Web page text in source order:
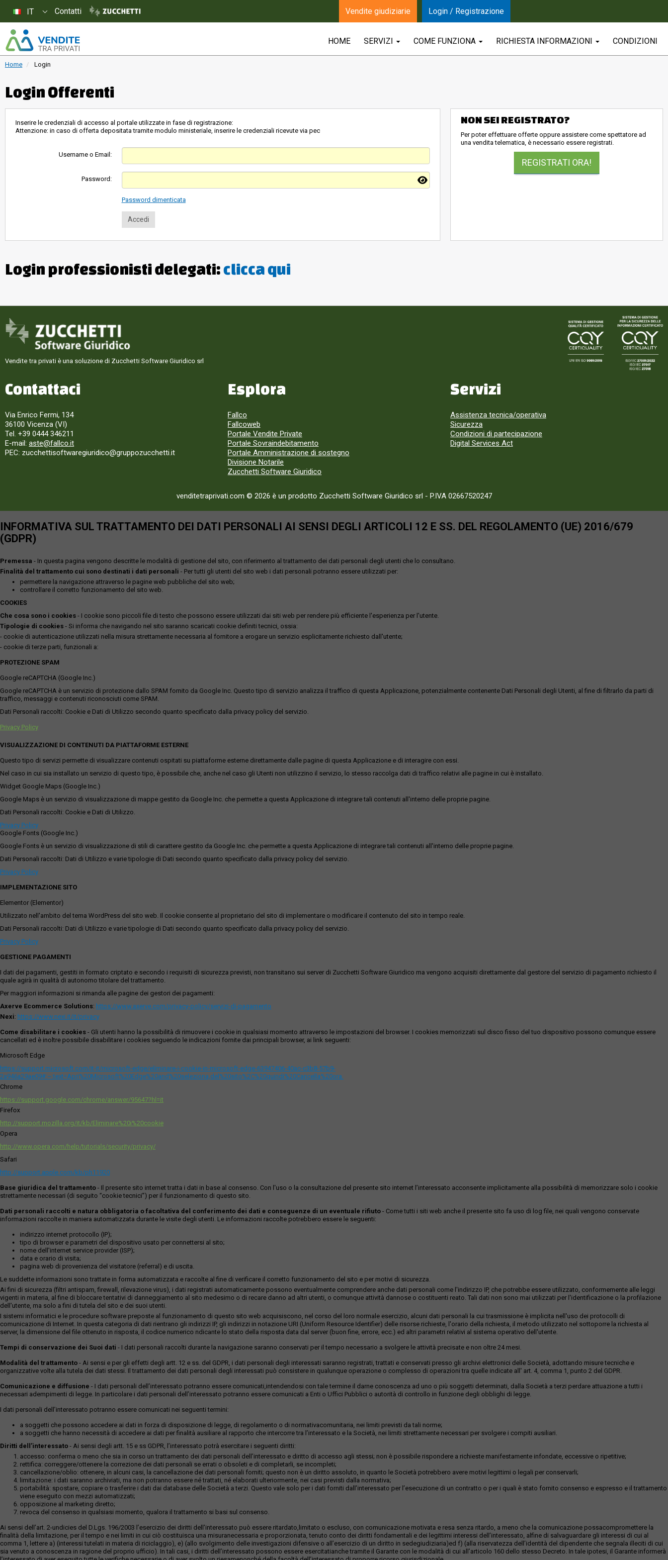
HOME SERVIZI COME FUNZIONA RICHIESTA INFORMAZIONI CONDIZIONI
Home Login
Login Offerenti
Inserire le credenziali di accesso al portale utilizzate in fase di registrazione:
Attenzione: in caso di offerta depositata tramite modulo ministeriale, inserire le credenziali ricevute via pec
Username o Email:
Password:
Password dimenticata
NON SEI REGISTRATO?
Per poter effettuare offerte oppure assistere come spettatore ad
una vendita telematica, è necessario essere registrati.
REGISTRATI ORA!
Login professionisti delegati: clicca qui
Vendite tra privati è una soluzione di Zucchetti Software Giuridico srl
Contattaci
Via Enrico Fermi, 134
36100 Vicenza (VI)
Tel. +39 0444 346211
E-mail: aste@fallco.it
PEC: zucchettisoftwaregiuridico@gruppozucchetti.it
Esplora
Fallco
Fallcoweb
Portale Vendite Private
Portale Sovraindebitamento
Portale Amministrazione di sostegno
Divisione Notarile
Zucchetti Software Giuridico
Servizi
Assistenza tecnica/operativa
Sicurezza
Condizioni di partecipazione
Digital Services Act
venditetraprivati.com © 2026 è un prodotto Zucchetti Software Giuridico srl - P.IVA 02667520247
IT Contatti Vendite giudiziarie Login / Registrazione
INFORMATIVA SUL TRATTAMENTO DEI DATI PERSONALI AI SENSI DEGLI ARTICOLI 12 E SS. DEL REGOLAMENTO (UE) 2016/679
(GDPR)
Premessa - In questa pagina vengono descritte le modalità di gestione del sito, con riferimento al trattamento dei dati personali degli utenti che lo consultano.
Finalità del trattamento cui sono destinati i dati personali - Per tutti gli utenti del sito web i dati personali potranno essere utilizzati per:
permettere la navigazione attraverso le pagine web pubbliche del sito web;
controllare il corretto funzionamento del sito web.
COOKIES
Che cosa sono i cookies - I cookie sono piccoli file di testo che possono essere utilizzati dai siti web per rendere più efficiente l'esperienza per l'utente.
Tipologie di cookies - Si informa che navigando nel sito saranno scaricati cookie definiti tecnici, ossia:
- cookie di autenticazione utilizzati nella misura strettamente necessaria al fornitore a erogare un servizio esplicitamente richiesto dall'utente;
- cookie di terze parti, funzionali a:
PROTEZIONE SPAM
Google reCAPTCHA (Google Inc.)
Google reCAPTCHA è un servizio di protezione dallo SPAM fornito da Google Inc. Questo tipo di servizio analizza il traffico di questa Applicazione, potenzialmente contenente Dati Personali degli Utenti, al fine di filtrarlo da parti di
traffico, messaggi e contenuti riconosciuti come SPAM.
Dati Personali raccolti: Cookie e Dati di Utilizzo secondo quanto specificato dalla privacy policy del servizio.
Privacy Policy
VISUALIZZAZIONE DI CONTENUTI DA PIATTAFORME ESTERNE
Questo tipo di servizi permette di visualizzare contenuti ospitati su piattaforme esterne direttamente dalle pagine di questa Applicazione e di interagire con essi.
Nel caso in cui sia installato un servizio di questo tipo, è possibile che, anche nel caso gli Utenti non utilizzino il servizio, lo stesso raccolga dati di traffico relativi alle pagine in cui è installato.
Widget Google Maps (Google Inc.)
Google Maps è un servizio di visualizzazione di mappe gestito da Google Inc. che permette a questa Applicazione di integrare tali contenuti all'interno delle proprie pagine.
Dati Personali raccolti: Cookie e Dati di Utilizzo.
Privacy Policy
Google Fonts (Google Inc.)
Google Fonts è un servizio di visualizzazione di stili di carattere gestito da Google Inc. che permette a questa Applicazione di integrare tali contenuti all'interno delle proprie pagine.
Dati Personali raccolti: Dati di Utilizzo e varie tipologie di Dati secondo quanto specificato dalla privacy policy del servizio.
Privacy Policy
IMPLEMENTAZIONE SITO
Elementor (Elementor)
Utilizzato nell'ambito del tema WordPress del sito web. Il cookie consente al proprietario del sito di implementare o modificare il contenuto del sito in tempo reale.
Dati Personali raccolti: Dati di Utilizzo e varie tipologie di Dati secondo quanto specificato dalla privacy policy del servizio.
Privacy Policy
GESTIONE PAGAMENTI
I dati dei pagamenti, gestiti in formato criptato e secondo i requisiti di sicurezza previsti, non transitano sui server di Zucchetti Software Giuridico ma vengono acquisiti direttamente dal gestore del servizio di pagamento richiesto il
quale agirà in qualità di autonomo titolare del trattamento.
Per maggiori informazioni si rimanda alle pagine dei gestori dei pagamenti:
Axerve Ecommerce Solutions: https://www.axerve.com/privacy-policy/servizi-di-pagamento
Nexi: https://www.nexi.it/it/privacy
Come disabilitare i cookies - Gli utenti hanno la possibilità di rimuovere i cookie in qualsiasi momento attraverso le impostazioni del browser. I cookies memorizzati sul disco fisso del tuo dispositivo possono comunque essere
cancellati ed è inoltre possibile disabilitare i cookies seguendo le indicazioni fornite dai principali browser, ai link seguenti:
Microsoft Edge
https://support.microsoft.com/it-it/microsoft-edge/eliminare-i-cookie-in-microsoft-edge-63947406-40ac-c3b8-57b9-
2a946a29ae09#:~:text=Apri%20Microsoft%20Edge%20and%20seleziona,del%20sito%2C%20quindi%20Cancella%20ora.
Chrome
https://support.google.com/chrome/answer/95647?hl=it
Firefox
http://support.mozilla.org/it/kb/Eliminare%20i%20cookie
Opera
http://www.opera.com/help/tutorials/security/privacy/
Safari
http://support.apple.com/kb/ph11920
Base giuridica del trattamento - Il presente sito internet tratta i dati in base al consenso. Con l'uso o la consultazione del presente sito internet l’interessato acconsente implicitamente alla possibilità di memorizzare solo i cookie
strettamente necessari (di seguito “cookie tecnici”) per il funzionamento di questo sito.
Dati personali raccolti e natura obbligatoria o facoltativa del conferimento dei dati e conseguenze di un eventuale rifiuto - Come tutti i siti web anche il presente sito fa uso di log file, nei quali vengono conservate
informazioni raccolte in maniera automatizzata durante le visite degli utenti. Le informazioni raccolte potrebbero essere le seguenti:
indirizzo internet protocollo (IP);
tipo di browser e parametri del dispositivo usato per connettersi al sito;
nome dell'internet service provider (ISP);
data e orario di visita;
pagina web di provenienza del visitatore (referral) e di uscita.
Le suddette informazioni sono trattate in forma automatizzata e raccolte al fine di verificare il corretto funzionamento del sito e per motivi di sicurezza.
Ai fini di sicurezza (filtri antispam, firewall, rilevazione virus), i dati registrati automaticamente possono eventualmente comprendere anche dati personali come l'indirizzo IP, che potrebbe essere utilizzato, conformemente alle leggi
vigenti in materia, al fine di bloccare tentativi di danneggiamento al sito medesimo o di recare danno ad altri utenti, o comunque attività dannose o costituenti reato. Tali dati non sono mai utilizzati per l'identificazione o la profilazione
dell'utente, ma solo a fini di tutela del sito e dei suoi utenti.
I sistemi informatici e le procedure software preposte al funzionamento di questo sito web acquisiscono, nel corso del loro normale esercizio, alcuni dati personali la cui trasmissione è implicita nell'uso dei protocolli di
comunicazione di Internet. In questa categoria di dati rientrano gli indirizzi IP, gli indirizzi in notazione URI (Uniform Resource Identifier) delle risorse richieste, l'orario della richiesta, il metodo utilizzato nel sottoporre la richiesta al
server, la dimensione del file ottenuto in risposta, il codice numerico ndicante lo stato della risposta data dal server (buon fine, errore, ecc.) ed altri parametri relativi al sistema operativo dell'utente.
Tempi di conservazione dei Suoi dati - I dati personali raccolti durante la navigazione saranno conservati per il tempo necessario a svolgere le attività precisate e non oltre 24 mesi.
Modalità del trattamento - Ai sensi e per gli effetti degli artt. 12 e ss. del GDPR, i dati personali degli interessati saranno registrati, trattati e conservati presso gli archivi elettronici delle Società, adottando misure tecniche e
organizzative volte alla tutela dei dati stessi. Il trattamento dei dati personali degli interessati può consistere in qualunque operazione o complesso di operazioni tra quelle indicate all' art. 4, comma 1, punto 2 del GDPR.
Comunicazione e diffusione - I dati personali dell’interessato potranno essere comunicati,intendendosi con tale termine il darne conoscenza ad uno o più soggetti determinati, dalla Società a terzi perdare attuazione a tutti i
necessari adempimenti di legge. In particolare i dati personali dell’interessato potranno essere comunicati a Enti o Uffici Pubblici o autorità di controllo in funzione degli obblighi di legge.
I dati personali dell’interessato potranno essere comunicati nei seguenti termini:
a soggetti che possono accedere ai dati in forza di disposizione di legge, di regolamento o di normativacomunitaria, nei limiti previsti da tali norme;
a soggetti che hanno necessità di accedere ai dati per finalità ausiliare al rapporto che intercorre tra l’interessato e la Società, nei limiti strettamente necessari per svolgere i compiti ausiliari.
Diritti dell’interessato - Ai sensi degli artt. 15 e ss GDPR, l’interessato potrà esercitare i seguenti diritti:
accesso: conferma o meno che sia in corso un trattamento dei dati personali dell’interessato e diritto di accesso agli stessi; non è possibile rispondere a richieste manifestamente infondate, eccessive o ripetitive;
rettifica: correggere/ottenere la correzione dei dati personali se errati o obsoleti e di completarli, se incompleti;
cancellazione/oblio: ottenere, in alcuni casi, la cancellazione dei dati personali forniti; questo non è un diritto assoluto, in quanto le Società potrebbero avere motivi legittimi o legali per conservarli;
limitazione: i dati saranno archiviati, ma non potranno essere né trattati, né elaborati ulteriormente, nei casi previsti dalla normativa;
portabilità: spostare, copiare o trasferire i dati dai database delle Società a terzi. Questo vale solo per i dati forniti dall’interessato per l’esecuzione di un contratto o per i quali è stato fornito consenso e espresso e il trattamento
viene eseguito con mezzi automatizzati;
opposizione al marketing diretto;
revoca del consenso in qualsiasi momento, qualora il trattamento si basi sul consenso.
Ai sensi dell’art. 2-undicies del D.Lgs. 196/2003 l’esercizio dei diritti dell’interessato può essere ritardato,limitato o escluso, con comunicazione motivata e resa senza ritardo, a meno che la comunicazione possacompromettere la
finalità della limitazione, per il tempo e nei limiti in cui ciò costituisca una misuranecessaria e proporzionata, tenuto conto dei diritti fondamentali e dei legittimi interessi dell’interessato, alfine di salvaguardare gli interessi di cui al
comma 1, lettere a) (interessi tutelati in materia di riciclaggio), e) (allo svolgimento delle investigazioni difensive o all’esercizio di un diritto in sedegiudiziaria)ed f) (alla riservatezza dell’identità del dipendente che segnala illeciti di cui
sia venuto a conoscenza in ragione del proprio ufficio). In tali casi, i diritti dell’interessato possono essere esercitatianche tramite il Garante con le modalità di cui all’articolo 160 dello stesso Decreto. In tale ipotesi, il Garante informerà